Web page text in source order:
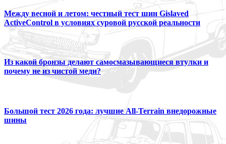
Между весной и летом: честный тест шин Gislaved
ActiveControl в условиях суровой русской реальности
Из какой бронзы делают самосмазывающиеся втулки и
почему не из чистой меди?
Большой тест 2026 года: лучшие All-Terrain внедорожные
шины